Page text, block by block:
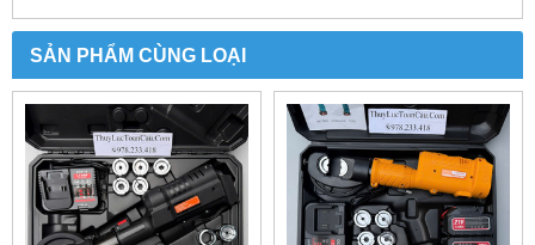
SẢN PHẨM CÙNG LOẠI